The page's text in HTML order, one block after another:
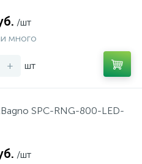
/шт
много
+ шт
SPC-RNG-800-LED-
/шт